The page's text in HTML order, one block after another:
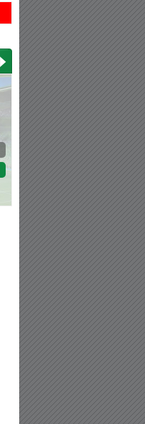
0 3
Bursaspor - Sepahan
Hazırlık Maçı
25 Temmuz 2019 Perşembe |